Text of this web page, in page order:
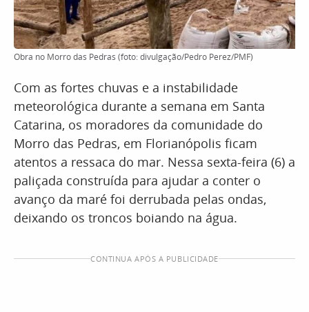
Obra no Morro das Pedras (foto: divulgação/Pedro Perez/PMF)
Com as fortes chuvas e a instabilidade
meteorológica durante a semana em Santa
Catarina, os moradores da comunidade do
Morro das Pedras, em Florianópolis ficam
atentos a ressaca do mar. Nessa sexta-feira (6) a
paliçada construída para ajudar a conter o
avanço da maré foi derrubada pelas ondas,
deixando os troncos boiando na água.
CONTINUA APÓS A PUBLICIDADE